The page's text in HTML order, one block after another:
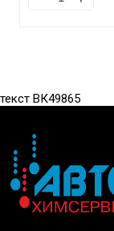
текст ВК49865